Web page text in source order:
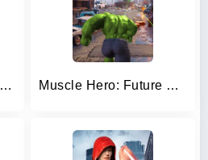
Super City Hero:superhero Game Muscle Hero: Future Evolution